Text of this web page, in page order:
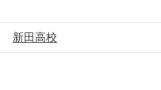
新田高校